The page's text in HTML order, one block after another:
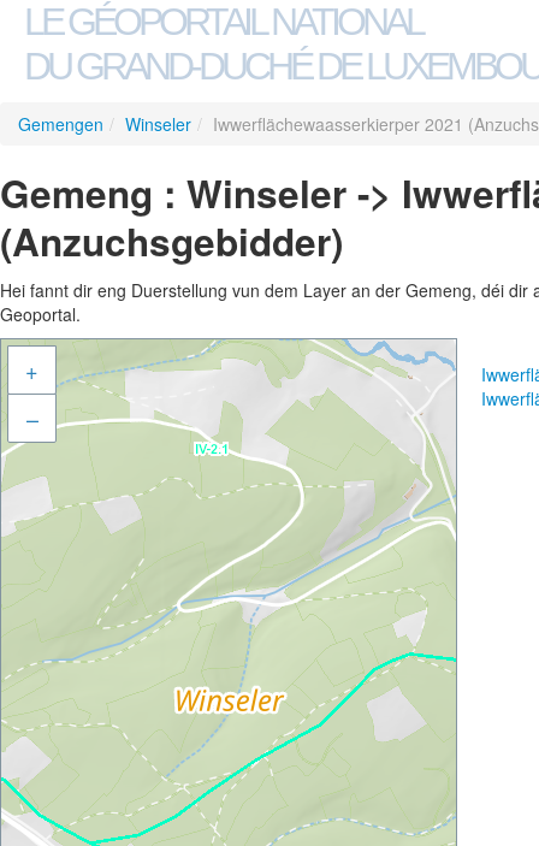
LE GÉOPORTAIL NATIONAL
DU GRAND-DUCHÉ DE
Gemengen / Winseler / Iwwerflächewaasserkierper 2021
Gemeng : Winseler ->
(Anzuchsgebidder)
Hei fannt dir eng Duerstellung vun dem Layer an der Gemeng, déi
Geoportal.
+
–